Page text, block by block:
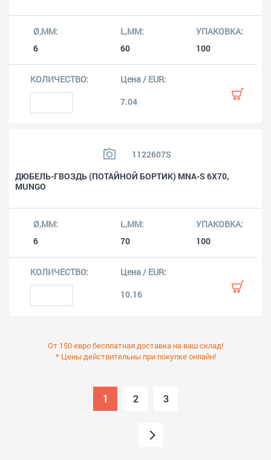
6 60 100
7.04
1122607S
ДЮБЕЛЬ-ГВОЗДЬ (ПОТАЙНОЙ БОРТИК) MNA-S 6X70,
MUNGO
6 70 100
10.16
От 150 евро бесплатная доставка на ваш склад!
* Цены действительны при покупке онлайн!
1 2 3